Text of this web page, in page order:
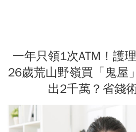
一年只領1次ATM！護
26歲荒山野嶺買「鬼屋
出2千萬？省錢